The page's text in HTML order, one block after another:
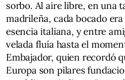
sorbo. Al aire libre, en una
madrileña, cada bocado
esencia italiana, y entre
velada fluía hasta el
Embajador, quien recordó
Europa son pilares